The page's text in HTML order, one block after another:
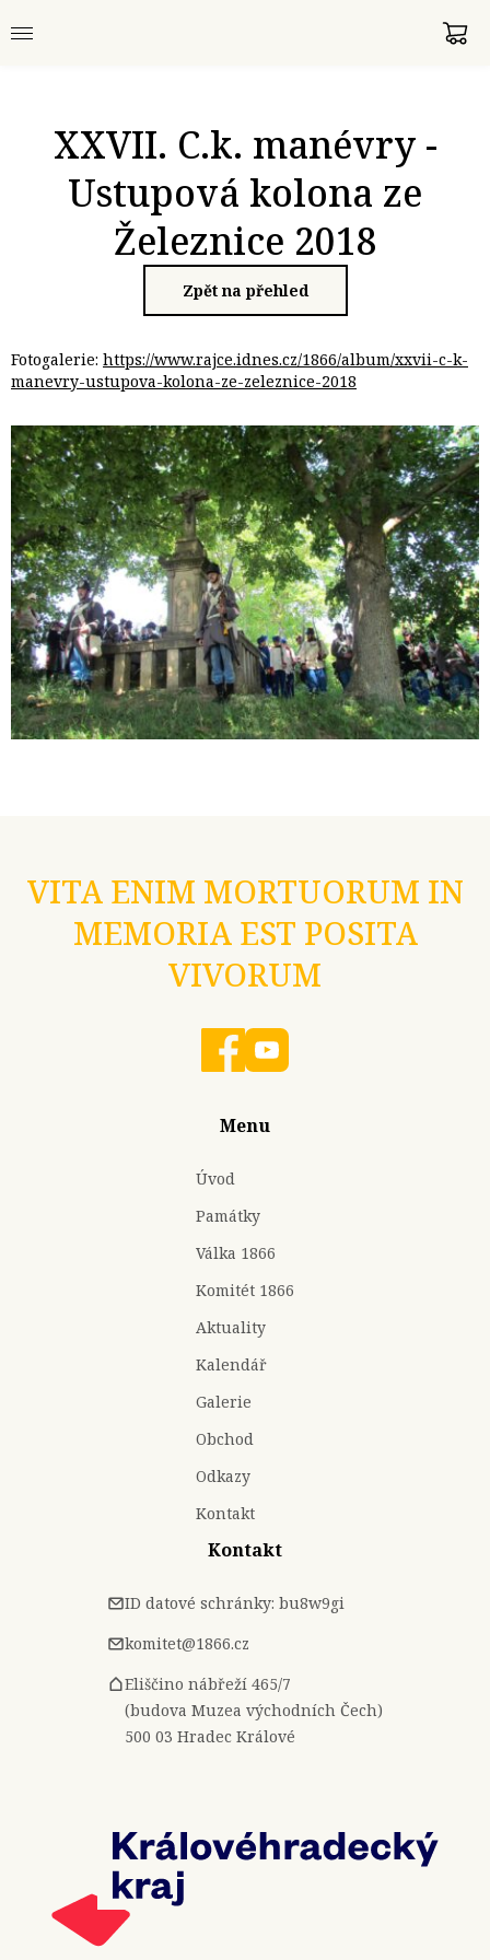
Zpět na přehled
XXVII. C.k. manévry -
Ustupová kolona ze
Železnice 2018
Fotogalerie: https://www.rajce.idnes.cz/1866/album/xxvii-c-k-
manevry-ustupova-kolona-ze-zeleznice-2018
VITA ENIM MORTUORUM IN
MEMORIA EST POSITA
VIVORUM
Menu
Úvod
Památky
Válka 1866
Komitét 1866
Aktuality
Kalendář
Galerie
Obchod
Odkazy
Kontakt
Kontakt
ID datové schránky: bu8w9gi
komitet@1866.cz
Eliščino nábřeží 465/7
(budova Muzea východních Čech)
500 03 Hradec Králové